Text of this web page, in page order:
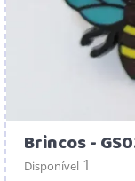
Brincos -
Disponível 1